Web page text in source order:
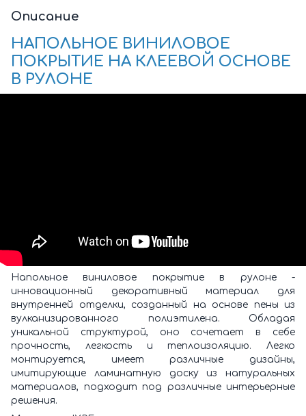
Описание
НАПОЛЬНОЕ ВИНИЛОВОЕ
ПОКРЫТИЕ НА КЛЕЕВОЙ ОСНОВЕ
В РУЛОНЕ
Напольное виниловое покрытие в рулоне -
инновационный декоративный материал для
внутренней отделки, созданный на основе пены из
вулканизированного полиэтилена. Обладая
уникальной структурой, оно сочетает в себе
прочность, легкость и теплоизоляцию. Легко
монтируется, имеет различные дизайны,
имитирующие ламинатную доску из натуральных
материалов, подходит под различные интерьерные
решения.